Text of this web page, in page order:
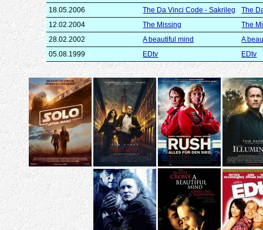
18.05.2006
The Da Vinci Code - Sakrileg
The
12.02.2004
The Missing
The
28.02.2002
A beautiful mind
A
05.08.1999
EDtv EDtv